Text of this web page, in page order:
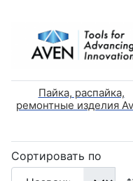
Пайка, распайка,
ремонтные изделия
Сортировать по